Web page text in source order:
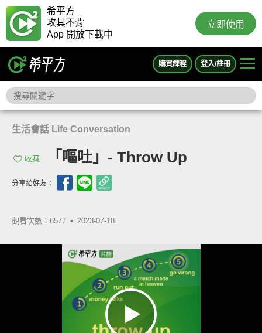
希平方
攻其不背
App 開放下載中
立即使用
購買課程 登入/註冊
生活會話 Life Conversation
收藏 「嘔吐」- Throw Up
分享給好友：
觀看次數：6577 • 2023-07-18